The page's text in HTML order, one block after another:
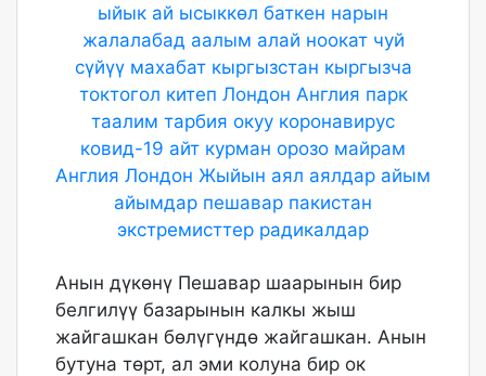
Анын дүкөнү Пешавар шаарынын бир
белгилүү базарынын калкы жыш
жайгашкан бөлүгүндө жайгашкан. Анын
бутуна төрт, ал эми колуна бир ок